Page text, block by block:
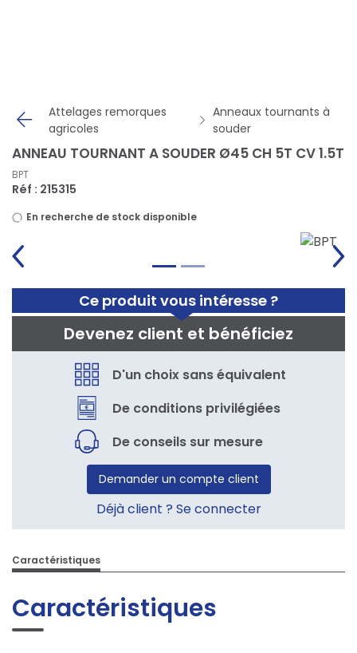
Attelages remorques
agricoles
Anneaux tournants à
souder
Ce produit vous intéresse ?
Devenez client et bénéficiez
D'un choix sans équivalent
De conditions privilégiées
De conseils sur mesure
Demander un compte client
Déjà client ? Se connecter
ANNEAU TOURNANT A SOUDER Ø45 CH 5T CV 1.5T
BPT
Réf : 215315
En recherche de stock disponible
Caractéristiques
Caractéristiques